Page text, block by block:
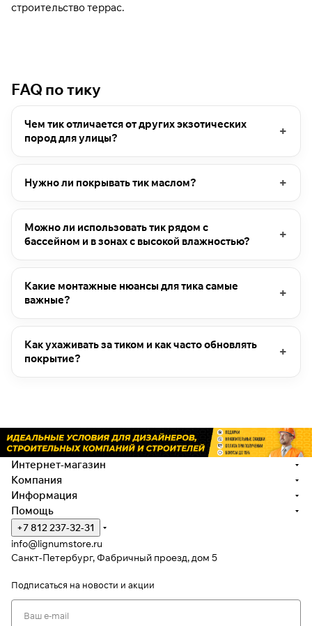
строительство террас.
FAQ по тику
Чем тик отличается от других экзотических
пород для улицы?
Нужно ли покрывать тик маслом?
Можно ли использовать тик рядом с
бассейном и в зонах с высокой влажностью?
Какие монтажные нюансы для тика самые
важные?
Как ухаживать за тиком и как часто обновлять
покрытие?
Интернет-магазин
Компания
Информация
Помощь
+7 812 237-32-31
info@lignumstore.ru
Санкт-Петербург, Фабричный проезд, дом 5
Подписаться на новости и акции